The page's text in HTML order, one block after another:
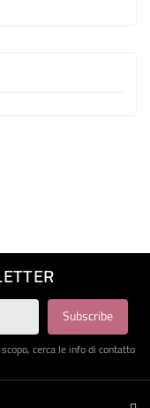
cerca le info di contatto